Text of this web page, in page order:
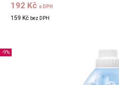
192 Kč s DPH
159 Kč bez DPH
-9%